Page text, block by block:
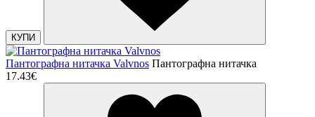
КУПИ
Пантографна нитачка Valvnos Пантографна нитачка
17.43€